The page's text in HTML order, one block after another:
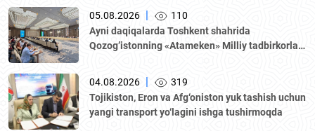
05.08.2026 |
110
Аyni daqiqalarda Toshkent shahrida
Qozogʼistonning «Аtameken» Milliy tadbirkorlar
Oʼzbekiston–Qozogʼiston biznes-forumi va B2B
muzokaralari boʼlib oʼtmoqda.
04.08.2026 |
319
Tojikiston, Eron va Afg‘oniston yuk tashish uchun
yangi transport yo‘lagini ishga tushirmoqda